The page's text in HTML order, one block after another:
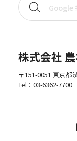
株式会社
〒151-0051 東京都
Tel： 03-6362-7700